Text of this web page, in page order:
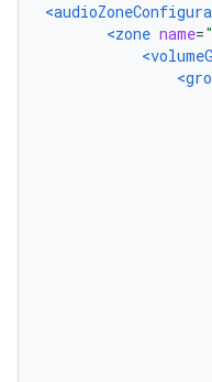
<zone name=